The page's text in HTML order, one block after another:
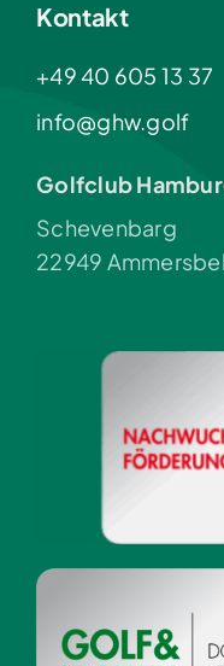
Kontakt
+49 40 605 13 37
info@ghw.golf
Golfclub
Schevenbarg
22949